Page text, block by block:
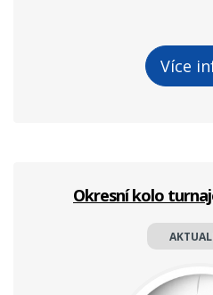
Více
Okresní kolo